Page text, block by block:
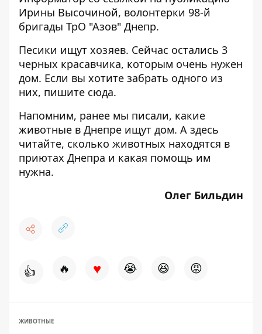
Ирины Высочиной, волонтерки 98-й
бригады ТрО "Азов" Днепр.
Песики ищут хозяев. Сейчас остались 3
черных красавчика, которым очень нужен
дом. Если вы хотите забрать одного из
них, пишите сюда.
Напомним, ранее мы писали, какие
животные в Днепре ищут дом. А здесь
читайте, сколько животных находятся в
приютах Днепра и какая помощь им
нужна.
Олег Бильдин
👍 🔥 ♥ 😭 😆 😡
ЖИВОТНЫЕ